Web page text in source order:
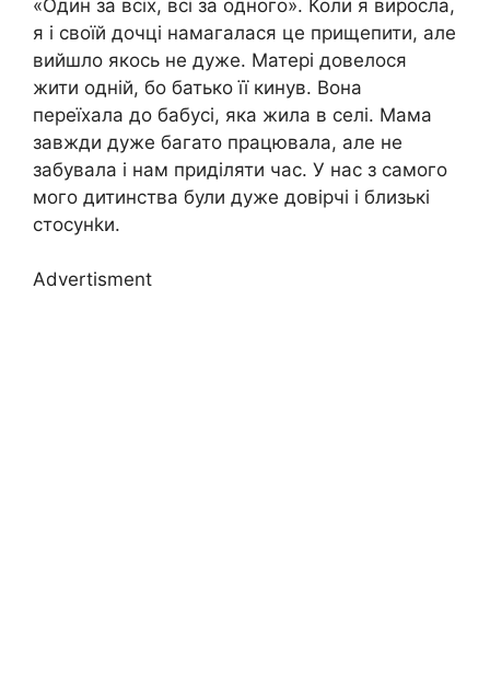
«Один за всіх, всі за одного». Коли я виросла,
я і своїй дочці намагалася це прищепити, але
вийшло якось не дуже. Матері довелося
жити одній, бо батько її кинув. Вона
переїхала до бабусі, яка жила в селі. Мама
завжди дуже багато працювала, але не
забувала і нам приділяти час. У нас з самого
мого дитинства були дуже довірчі і близькі
стосунkи.
Advertisment